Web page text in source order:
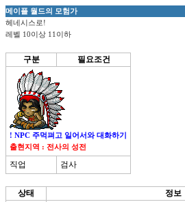
메이플 월드의 모험가
헤네시스로!
레벨 10이상 11이하
구분 필요조건
! NPC 주먹펴고 일어서와 대화하기
출현지역 : 전사의 성전
직업 검사
상태
정보